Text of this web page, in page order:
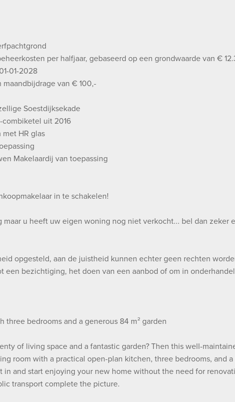
per halfjaar, gebaseerd op een grondwaarde van €
01-2028
van € 100,-
Soestdijksekade
combiketel uit 2016
HR glas
Makelaardij van toepassing
in te schakelen!
u heeft uw eigen woning nog niet verkocht... bel dan zeker
opgesteld, aan de juistheid kunnen echter geen rechten
een bezichtiging, het doen van een aanbod of om in
bedrooms and a generous 84 m² garden
of living space and a fantastic garden? Then this well-
room with a practical open-plan kitchen, three bedrooms, and
and start enjoying your new home without the need for
transport complete the picture.